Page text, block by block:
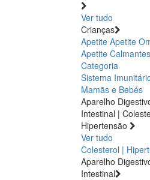
Ver tudo
Crianças
Apetite Apetite
Apetite Calmantes
Categoria
Sistema
Mamãs e Bebés
Aparelho
Intestinal |
Hipertensão
Ver tudo
Colesterol |
Aparelho
Intestinal